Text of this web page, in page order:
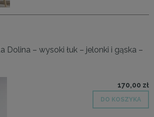
Dolina – wysoki łuk – jelonki i gąska –
170,00 zł
DO KOSZYKA